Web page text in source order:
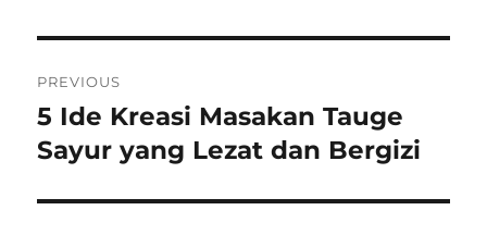
navigation
PREVIOUS
Previous
post:
5 Ide Kreasi Masakan Tauge
Sayur yang Lezat dan Bergizi